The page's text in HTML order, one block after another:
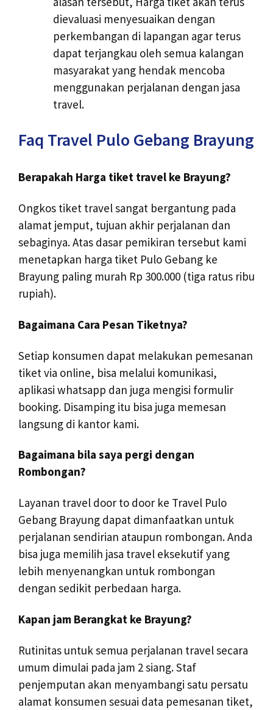
dievaluasi menyesuaikan dengan
perkembangan di lapangan agar terus
dapat terjangkau oleh semua kalangan
masyarakat yang hendak mencoba
menggunakan perjalanan dengan jasa
travel.
Faq Travel Pulo Gebang Brayung
Berapakah Harga tiket travel ke Brayung?
Ongkos tiket travel sangat bergantung pada
alamat jemput, tujuan akhir perjalanan dan
sebaginya. Atas dasar pemikiran tersebut kami
menetapkan harga tiket Pulo Gebang ke
Brayung paling murah Rp 300.000 (tiga ratus ribu
rupiah).
Bagaimana Cara Pesan Tiketnya?
Setiap konsumen dapat melakukan pemesanan
tiket via online, bisa melalui komunikasi,
aplikasi whatsapp dan juga mengisi formulir
booking. Disamping itu bisa juga memesan
langsung di kantor kami.
Bagaimana bila saya pergi dengan
Rombongan?
Layanan travel door to door ke Travel Pulo
Gebang Brayung dapat dimanfaatkan untuk
perjalanan sendirian ataupun rombongan. Anda
bisa juga memilih jasa travel eksekutif yang
lebih menyenangkan untuk rombongan
dengan sedikit perbedaan harga.
Kapan jam Berangkat ke Brayung?
Rutinitas untuk semua perjalanan travel secara
umum dimulai pada jam 2 siang. Staf
penjemputan akan menyambangi satu persatu
alamat konsumen sesuai data pemesanan tiket,